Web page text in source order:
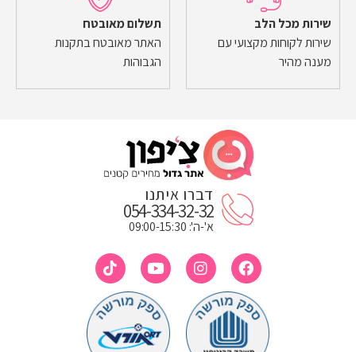
שירות מכל הלב
שירות לקוחות מקצועי עם
מענה מהיר
תשלום מאובטח
האתר מאובטח בתקנות
הגבוהות
דברו איתנו
054-334-32-32
א'-ה': 09:00-15:30